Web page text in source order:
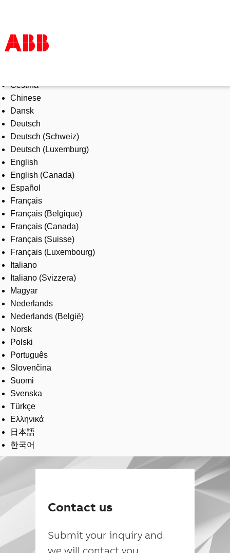
Products & Solutions
Industries
Services
About us
Where to buy
Contact us
Careers
Čeština
Chinese
Dansk
Deutsch
Deutsch (Schweiz)
Deutsch (Luxemburg)
English
English (Canada)
Español
Français
Français (Belgique)
Français (Canada)
Français (Suisse)
Français (Luxembourg)
Italiano
Italiano (Svizzera)
Magyar
Nederlands
Nederlands (België)
Norsk
Polski
Português
Slovenčina
Suomi
Svenska
Türkçe
Ελληνικά
日本語
한국어
Contact us
Submit your inquiry and
we will contact you